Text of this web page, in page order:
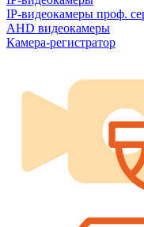
IP-видеокамеры проф.
AHD видеокамеры
Камера-регистратор